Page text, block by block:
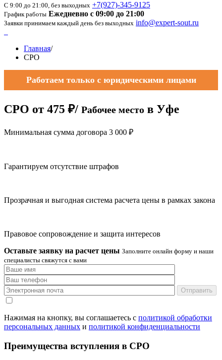
С 9:00 до 21:00, без выходных +7(927)-345-9125
График работы Ежедневно с 09:00 до 21:00
Заявки принимаем каждый день без выходных info@expert-sout.ru
Главная/
СРО
Работаем только с юридическими лицами
СРО от 475 ₽/ Рабочее место в Уфе
Минимальная сумма договора 3 000 ₽
Гарантируем отсутствие штрафов
Прозрачная и выгодная система расчета цены в рамках закона
Правовое сопровождение и защита интересов
Оставьте заявку на расчет цены Заполните онлайн форму и наши
специалисты свяжутся с вами
Отправить
Нажимая на кнопку, вы соглашаетесь с политикой обработки
персональных данных и политикой конфиденциальности
Преимущества вступления в СРО